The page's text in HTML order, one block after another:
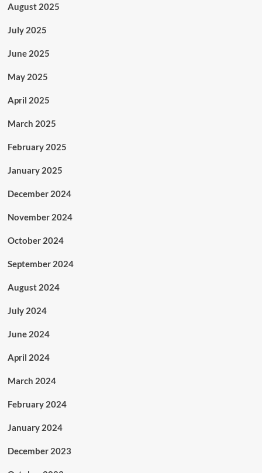
August 2025
July 2025
June 2025
May 2025
April 2025
March 2025
February 2025
January 2025
December 2024
November 2024
October 2024
September 2024
August 2024
July 2024
June 2024
April 2024
March 2024
February 2024
January 2024
December 2023